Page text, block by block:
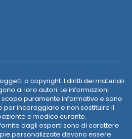
a copyright. I diritti dei materiali
ai loro autori. Le informazioni
puramente informativo e sono
per incoraggiare e non sostituire il
e medico curante.
dagli esperti sono di carattere
personalizzate devono essere